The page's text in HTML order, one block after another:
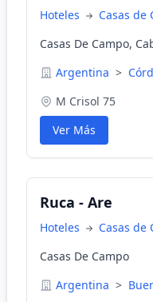
Hoteles
Casas de
Casas De Campo,
Argentina >
M Crisol 75
Ver Más
Ruca - Are
Hoteles
Casas de
Casas De Campo
Argentina >